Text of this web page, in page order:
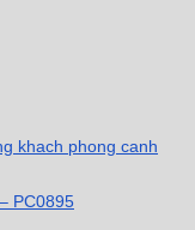
PC0895